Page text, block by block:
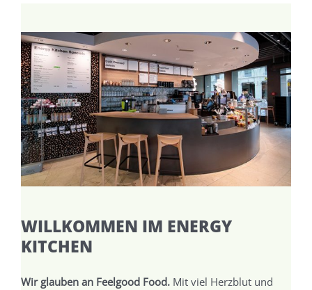
WILLKOMMEN IM ENERGY
KITCHEN
Wir glauben an Feelgood Food.Mit viel Herzblut und